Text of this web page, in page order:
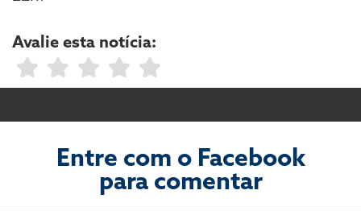
Avalie esta notícia:
Entre com o Facebook
para comentar